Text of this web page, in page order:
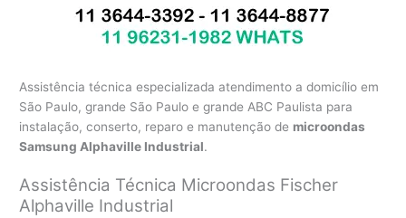
Assistência técnica especializada atendimento a domicílio em
São Paulo, grande São Paulo e grande ABC Paulista para
instalação, conserto, reparo e manutenção de microondas
Samsung Alphaville Industrial.
Assistência Técnica Microondas Fischer
Alphaville Industrial